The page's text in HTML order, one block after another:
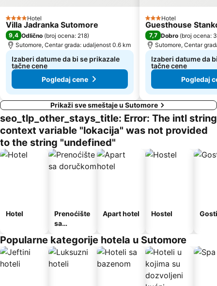
Kalardovo
Aerodrom Podgorica
Almara Beach
Stari Bar
Luka Bar
Skadarsko jezero - Schkodra
4 Zvezdice
Hotel
Villa Jadranka Sutomore
9,4 Odlično (broj ocena: 218)
Sutomore, Centar grada: udaljenost 0.6 km
Izaberi datume da bi se prikazale
tačne cene
Pogledaj cene
3 Zvezdice
Hotel
Guesthouse
7,7 Dobro (broj ocena:
Sutomore, Centar
Izaberi datume da
tačne cene
Pogledaj
Prikaži sve smeštaje u Sutomore
seo_tlp_other_stays_title: Error: The intl string
context variable "lokacija" was not provided
to the string "undefined"
Hotel
Prenoćište
sa
Apart hotel Hostel
Popularne kategorije hotela u Sutomore